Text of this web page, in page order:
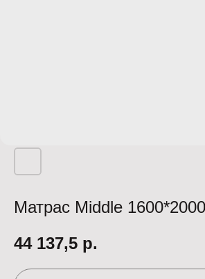
Матрас Middle
44 137,5 р.